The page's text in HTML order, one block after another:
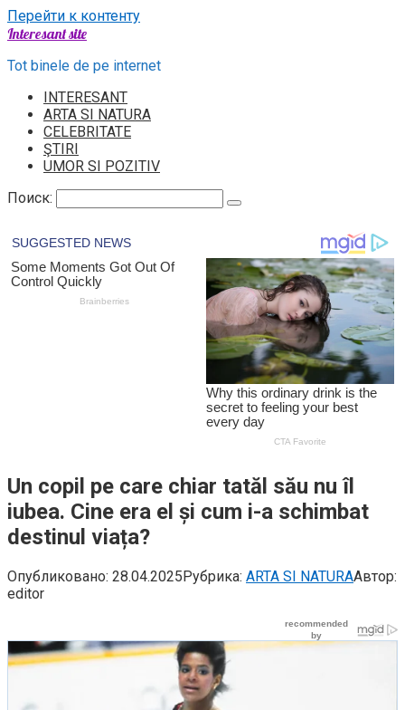
Перейти к контенту
Interesant site
Tot binele de pe internet
INTERESANT
ARTA SI NATURA
CELEBRITATE
ŞTIRI
UMOR SI POZITIV
Поиск:
Un copil pe care chiar tatăl său nu îl
iubea. Cine era el și cum i-a schimbat
destinul viața?
Опубликовано: 28.04.2025Рубрика: ARTA SI NATURAАвтор:
editor